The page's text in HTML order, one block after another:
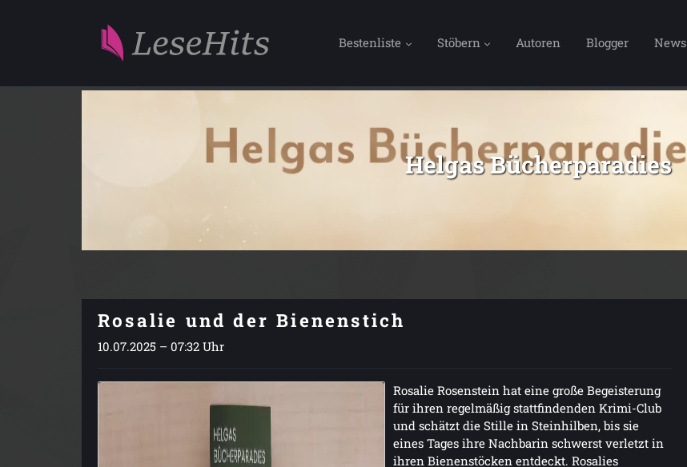
Bestenliste Stöbern Autoren Blogger News
Helgas Bücherparadies
Rosalie und der Bienenstich
10.07.2025 – 07:32 Uhr
Rosalie Rosenstein hat eine große Begeisterung
für ihren regelmäßig stattfindenden Krimi-Club
und schätzt die Stille in Steinhilben, bis sie
eines Tages ihre Nachbarin schwerst verletzt in
ihren Bienenstöcken entdeckt. Rosalies